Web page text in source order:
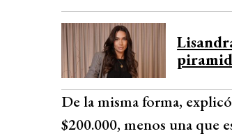
De la misma forma,
$200.000, menos una que